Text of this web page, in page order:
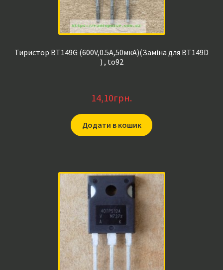
Тиристор BT149G (600V,0.5A,50мкА)(Заміна для BT149D
) , to92
14,10грн.
Додати в кошик